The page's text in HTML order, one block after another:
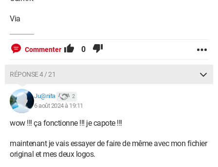
Via
Commenter 0
RÉPONSE 4 / 21
Ju@nita 2
6 août 2024 à 19:11
wow !!! ça fonctionne !!! je capote !!!
maintenant je vais essayer de faire de même avec mon fichier
original et mes deux logos.